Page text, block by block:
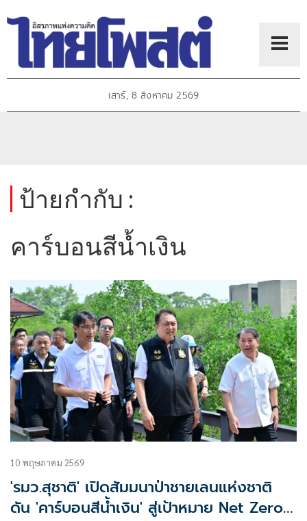
เสาร์, 8 สิงหาคม 2569
ป้ายกำกับ :
คาร์บอนสีน้ำเงิน
10 พฤษภาคม 2569
'รมว.สุชาติ' เปิดสัมมนาป่าชายเลนแห่งชาติ
ดัน 'คาร์บอนสีน้ำเงิน' สู่เป้าหมาย Net Zero